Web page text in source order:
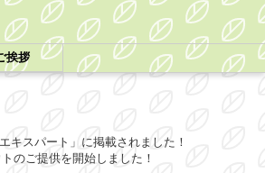
挨拶
キスパート」に掲載されました！
ご提供を開始しました！